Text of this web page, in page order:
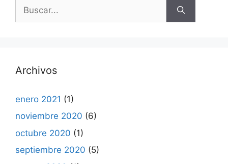
Archivos
enero 2021 (1)
noviembre 2020 (6)
octubre 2020 (1)
septiembre 2020 (5)